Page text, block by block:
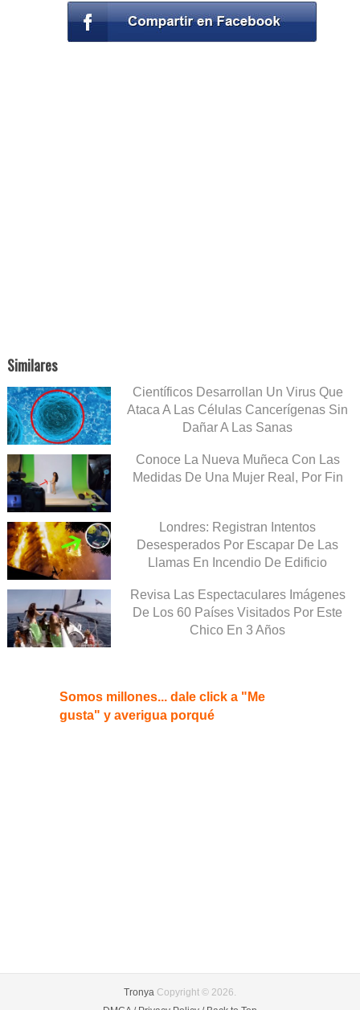
Similares
Científicos Desarrollan Un Virus Que
Ataca A Las Células Cancerígenas Sin
Dañar A Las Sanas
Conoce La Nueva Muñeca Con Las
Medidas De Una Mujer Real, Por Fin
Londres: Registran Intentos
Desesperados Por Escapar De Las
Llamas En Incendio De Edificio
Revisa Las Espectaculares Imágenes
De Los 60 Países Visitados Por Este
Chico En 3 Años
Somos millones... dale click a "Me
gusta" y averigua porqué
Tronya Copyright © 2026.